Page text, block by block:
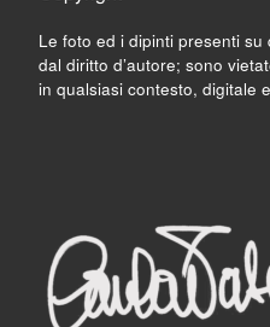
Le foto ed i dipinti presenti
dal diritto d’autore; sono
in qualsiasi contesto, digitale